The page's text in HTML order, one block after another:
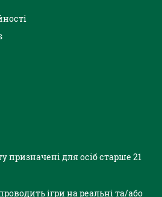
призначені для осіб старше 21
ігри на реальні та/або